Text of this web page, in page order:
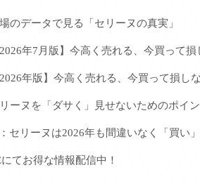
のデータで見る「セリーヌの真実」
年7月版】今高く売れる、今買って
年版】今高く売れる、今買って損し
ーヌを「ダサく」見せないためのポイン
セリーヌは2026年も間違いなく「買い
てお得な情報配信中！